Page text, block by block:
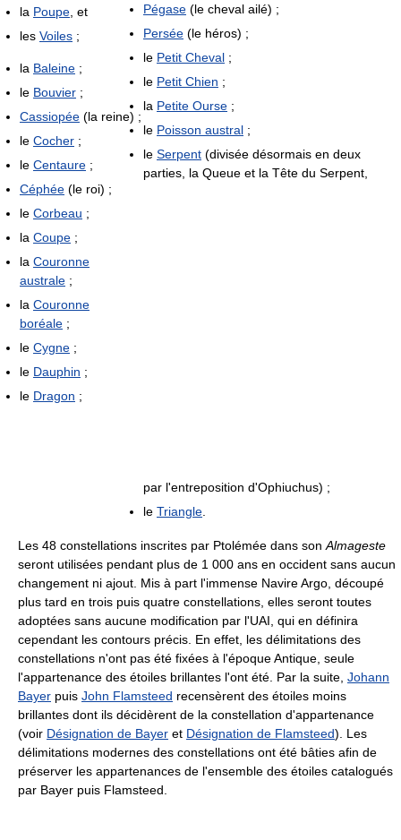
la Poupe , et
les Voiles ;
la Baleine ;
le Bouvier ;
Cassiopée (la reine) ;
le Cocher ;
le Centaure ;
Céphée (le roi) ;
le Corbeau ;
la Coupe ;
la Couronne
australe ;
la Couronne
boréale ;
le Cygne ;
le Dauphin ;
le Dragon ;
Pégase (le cheval ailé) ;
Persée (le héros) ;
le Petit Cheval ;
le Petit Chien ;
la Petite Ourse ;
le Poisson austral ;
le Serpent (divisée désormais en deux
parties, la Queue et la Tête du Serpent,
par l'entreposition d'Ophiuchus) ;
le Triangle
Les 48 constellations inscrites par Ptolémée dans son Almageste
seront utilisées pendant plus de 1 000 ans en occident sans aucun
changement ni ajout. Mis à part l'immense Navire Argo, découpé
plus tard en trois puis quatre constellations, elles seront toutes
adoptées sans aucune modification par l'UAI, qui en définira
cependant les contours précis. En effet, les délimitations des
constellations n'ont pas été fixées à l'époque Antique, seule
l'appartenance des étoiles brillantes l'ont été. Par la suite, Johann
Bayer puis John Flamsteed recensèrent des étoiles moins
brillantes dont ils décidèrent de la constellation d'appartenance
(voir Désignation de Bayer et Désignation de Flamsteed). Les
délimitations modernes des constellations ont été bâties afin de
préserver les appartenances de l'ensemble des étoiles catalogués
par Bayer puis Flamsteed.